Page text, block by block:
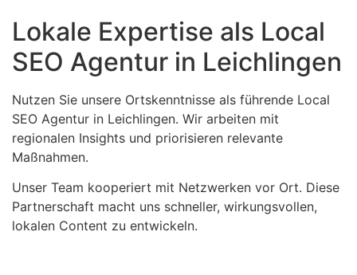
Lokale Expertise als Local
SEO Agentur in Leichlingen
Nutzen Sie unsere Ortskenntnisse als führende Local
SEO Agentur in Leichlingen. Wir arbeiten mit
regionalen Insights und priorisieren relevante
Maßnahmen.
Unser Team kooperiert mit Netzwerken vor Ort. Diese
Partnerschaft macht uns schneller, wirkungsvollen,
lokalen Content zu entwickeln.